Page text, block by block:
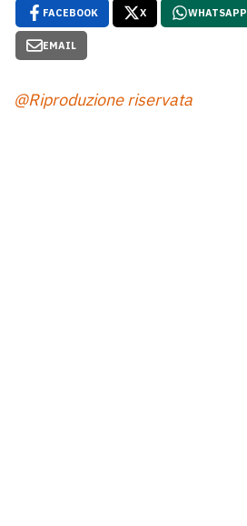
FACEBOOK X WHATSAPP
EMAIL
@Riproduzione riservata